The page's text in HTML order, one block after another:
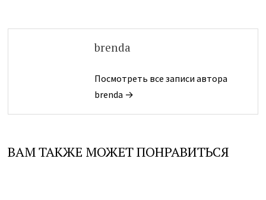
brenda
Посмотреть все записи автора
brenda →
ВАМ ТАКЖЕ МОЖЕТ ПОНРАВИТЬСЯ